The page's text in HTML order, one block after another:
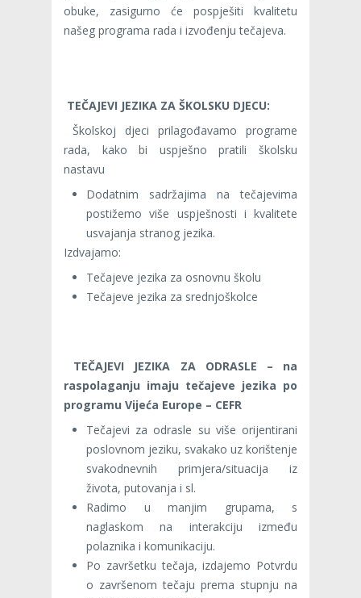
obuke, zasigurno će pospješiti kvalitetu
našeg programa rada i izvođenju tečajeva.
TEČAJEVI JEZIKA ZA ŠKOLSKU DJECU:
Školskoj djeci prilagođavamo programe
rada, kako bi uspješno pratili školsku
nastavu
Dodatnim sadržajima na tečajevima
postižemo više uspješnosti i kvalitete
usvajanja stranog jezika.
Izdvajamo:
Tečajeve jezika za osnovnu školu
Tečajeve jezika za srednjoškolce
TEČAJEVI JEZIKA ZA ODRASLE – na
raspolaganju imaju tečajeve jezika po
programu Vijeća Europe – CEFR
Tečajevi za odrasle su više orijentirani
poslovnom jeziku, svakako uz korištenje
svakodnevnih primjera/situacija iz
života, putovanja i sl.
Radimo u manjim grupama, s
naglaskom na interakciju između
polaznika i komunikaciju.
Po završetku tečaja, izdajemo Potvrdu
o završenom tečaju prema stupnju na